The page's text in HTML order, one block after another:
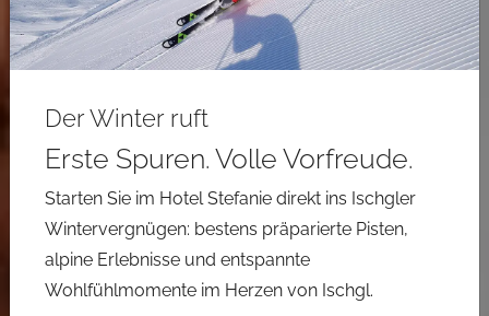
Previous
Der Winter ruft
Erste Spuren. Volle Vorfreude.
Starten Sie im Hotel Stefanie direkt ins Ischgler
Wintervergnügen: bestens präparierte Pisten,
alpine Erlebnisse und entspannte
Wohlfühlmomente im Herzen von Ischgl.